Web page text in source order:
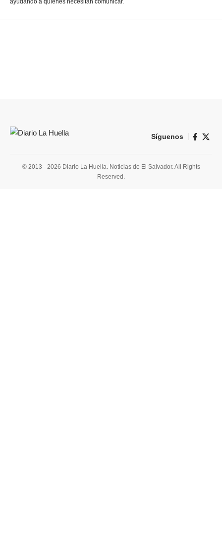
ayudando a quienes necesitan comunicar.
Síguenos
© 2013 - 2026 Diario La Huella. Noticias de El Salvador. All Rights
Reserved.